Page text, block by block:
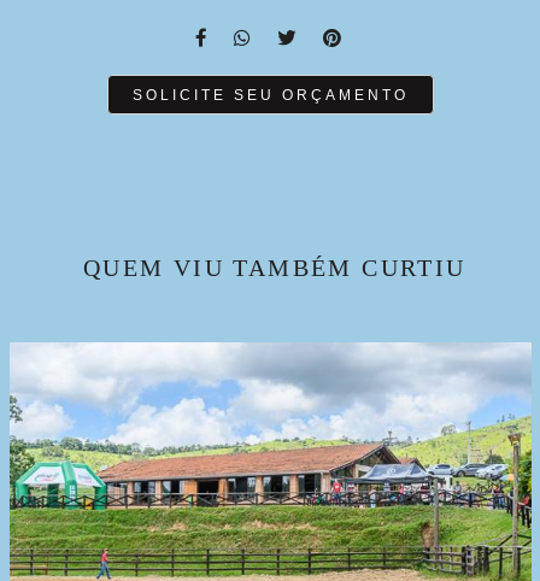
SOLICITE SEU ORÇAMENTO
QUEM VIU TAMBÉM CURTIU